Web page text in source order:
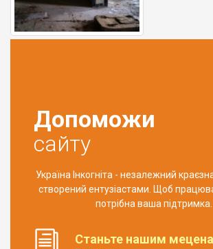
Допоможи
сайту
Україна Інкогніта - незалежний
створений ентузіастами. Щоб
потрібна ваша підтримка.
Станьте нашим